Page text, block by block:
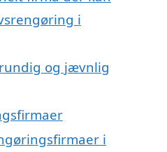
i
og jævnlig
i